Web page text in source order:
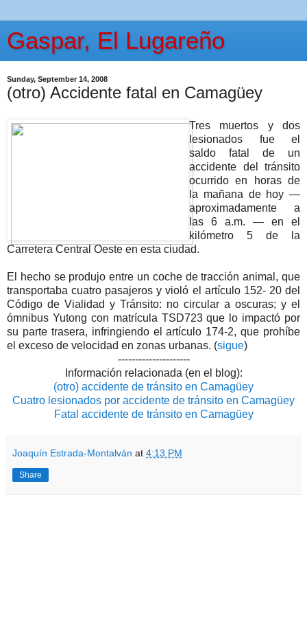
Gaspar, El Lugareño
Sunday, September 14, 2008
(otro) Accidente fatal en Camagüey
Tres muertos y dos
lesionados fue el
saldo fatal de un
accidente del tránsito
ocurrido en horas de
la mañana de hoy —
aproximadamente a
las 6 a.m. — en el
kilómetro 5 de la
Carretera Central Oeste en esta ciudad.
El hecho se produjo entre un coche de tracción animal, que
transportaba cuatro pasajeros y violó el artículo 152- 20 del
Código de Vialidad y Tránsito: no circular a oscuras; y el
ómnibus Yutong con matrícula TSD723 que lo impactó por
su parte trasera, infringiendo el artículo 174-2, que prohíbe
el exceso de velocidad en zonas urbanas. (sigue)
---------------------
Información relacionada (en el blog):
(otro) accidente de tránsito en Camagüey
Cuatro lesionados por accidente de tránsito en Camagüey
Fatal accidente de tránsito en Camagüey
Joaquín Estrada-Montalván at 4:13 PM
Share